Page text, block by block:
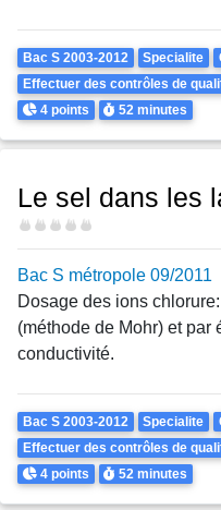
Theme
Bac S 2003-2012 Specialite
Effectuer des contrôles de
Points
4 points Durée
52 minutes
Le sel dans les
Difficulté
Bac S métropole 09/2011
Dosage des ions
(méthode de Mohr) et par
conductivité.
Theme
Bac S 2003-2012 Specialite
Effectuer des contrôles de
Points
4 points Durée
52 minutes